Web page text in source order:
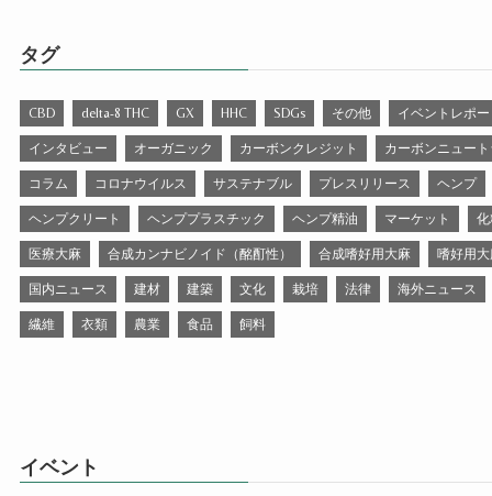
タグ
CBD delta-8 THC GX HHC SDGs その他 イベントレポ
インタビュー オーガニック カーボンクレジット カーボンニュー
コラム コロナウイルス サステナブル プレスリリース ヘンプ
ヘンプクリート ヘンププラスチック ヘンプ精油 マーケット
医療大麻 合成カンナビノイド（酩酊性） 合成嗜好用大麻 嗜好用
国内ニュース 建材 建築 文化 栽培 法律 海外ニュース
繊維 衣類 農業 食品 飼料
イベント